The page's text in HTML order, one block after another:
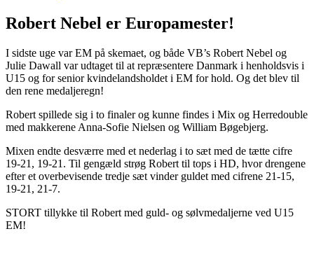
Robert Nebel er Europamester!
I sidste uge var EM på skemaet, og både VB’s Robert Nebel og
Julie Dawall var udtaget til at repræsentere Danmark i henholdsvis i
U15 og for senior kvindelandsholdet i EM for hold. Og det blev til
den rene medaljeregn!
Robert spillede sig i to finaler og kunne findes i Mix og Herredouble
med makkerene Anna-Sofie Nielsen og William Bøgebjerg.
Mixen endte desværre med et nederlag i to sæt med de tætte cifre
19-21, 19-21. Til gengæld strøg Robert til tops i HD, hvor drengene
efter et overbevisende tredje sæt vinder guldet med cifrene 21-15,
19-21, 21-7.
STORT tillykke til Robert med guld- og sølvmedaljerne ved U15
EM!